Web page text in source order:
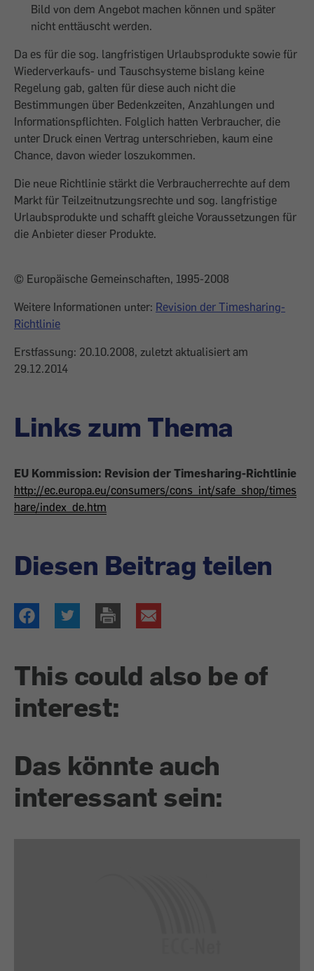
Bild von dem Angebot machen können und später
nicht enttäuscht werden.
Da es für die sog. langfristigen Urlaubsprodukte sowie für
Wiederverkaufs- und Tauschsysteme bislang keine
Regelung gab, galten für diese auch nicht die
Bestimmungen über Bedenkzeiten, Anzahlungen und
Informationspflichten. Folglich hatten Verbraucher, die
unter Druck einen Vertrag unterschrieben, kaum eine
Chance, davon wieder loszukommen.
Die neue Richtlinie stärkt die Verbraucherrechte auf dem
Markt für Teilzeitnutzungsrechte und sog. langfristige
Urlaubsprodukte und schafft gleiche Voraussetzungen für
die Anbieter dieser Produkte.
© Europäische Gemeinschaften, 1995-2008
Weitere Informationen unter: Revision der Timesharing-
Richtlinie
Erstfassung: 20.10.2008, zuletzt aktualisiert am
29.12.2014
Links zum Thema
EU Kommission: Revision der Timesharing-Richtlinie
http://ec.europa.eu/consumers/cons_int/safe_shop/times
hare/index_de.htm
Diesen Beitrag teilen
This could also be of
interest:
Das könnte auch
interessant sein: